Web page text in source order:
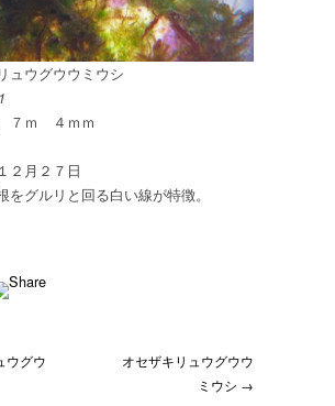
ウ
シ
は
ュウグウウミウシ
７ｍ ４ｍｍ
２月２７日
をグルリと回る白い線が特徴。
ウグウ
オセザキリュウグウウ
ミウシ →